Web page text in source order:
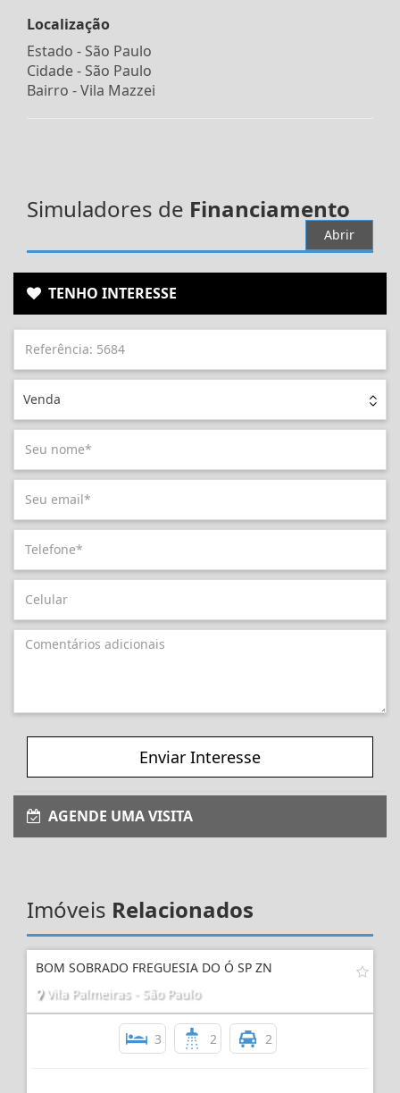
Localização
Estado - São Paulo
Cidade - São Paulo
Bairro -Vila Mazzei
Simuladores de Financiamento
Abrir
TENHO INTERESSE
Venda
Enviar Interesse
AGENDE UMA VISITA
Imóveis Relacionados
BOM SOBRADO FREGUESIA DO Ó SP ZN
Vila Palmeiras - São Paulo
3 2 2